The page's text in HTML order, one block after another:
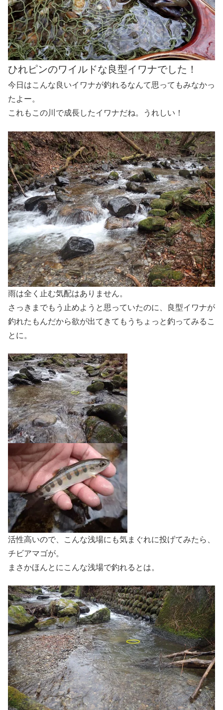
ひれピンのワイルドな良型イワナでした！
今日はこんな良いイワナが釣れるなんて思ってもみなかっ
たよー。
これもこの川で成長したイワナだね。うれしい！
雨は全く止む気配はありません。
さっきまでもう止めようと思っていたのに、良型イワナが
釣れたもんだから欲が出てきてもうちょっと釣ってみるこ
とに。
活性高いので、こんな浅場にも気まぐれに投げてみたら、
チビアマゴが。
まさかほんとにこんな浅場で釣れるとは。